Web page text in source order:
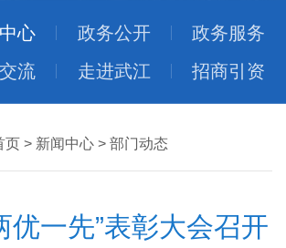
心 政务公开
政务服务
流
走进武江 招商引资
页 > 新闻中心 > 部门动态
优一先”表彰大会召开